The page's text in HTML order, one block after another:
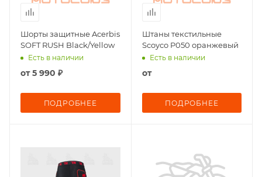
Шорты защитные Acerbis
SOFT RUSH Black/Yellow
Есть в наличии
от5 990 ₽
ПОДРОБНЕЕ
Штаны текстильные
Scoyco P050 оранжевый
Есть в наличии
от
ПОДРОБНЕЕ